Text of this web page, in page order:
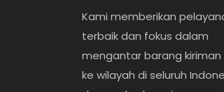
Kami memberikan
terbaik dan fokus dalam
mengantar barang kiriman
ke wilayah di seluruh